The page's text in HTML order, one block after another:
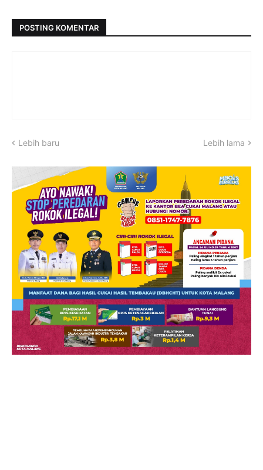
POSTING KOMENTAR
Lebih baru Lebih lama